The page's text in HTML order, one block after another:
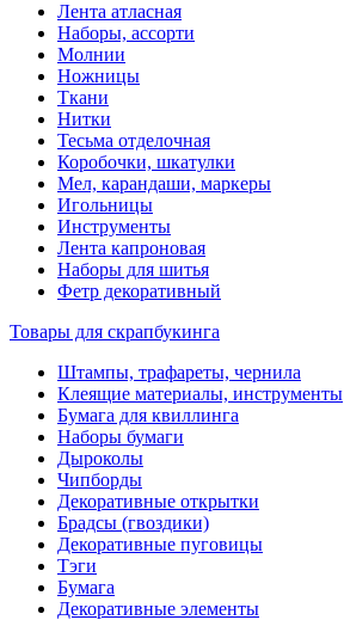
Лента атласная
Наборы, ассорти
Молнии
Ножницы
Ткани
Нитки
Тесьма отделочная
Коробочки, шкатулки
Мел, карандаши, маркеры
Игольницы
Инструменты
Лента капроновая
Наборы для шитья
Фетр декоративный
Товары для скрапбукинга
Штампы, трафареты, чернила
Клеящие материалы, инструменты
Бумага для квиллинга
Наборы бумаги
Дыроколы
Чипборды
Декоративные открытки
Брадсы (гвоздики)
Декоративные пуговицы
Тэги
Бумага
Декоративные элементы